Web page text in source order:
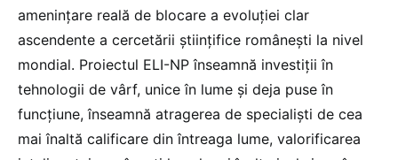
amenințare reală de blocare a evoluției clar
ascendente a cercetării științifice românești la nivel
mondial. Proiectul ELI-NP înseamnă investiții în
tehnologii de vârf, unice în lume şi deja puse în
funcțiune, înseamnă atragerea de specialiști de cea
mai înaltă calificare din întreaga lume, valorificarea